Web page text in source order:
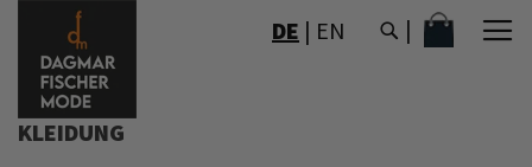
ZUM
DE | EN MEIN
KLEIDUNG